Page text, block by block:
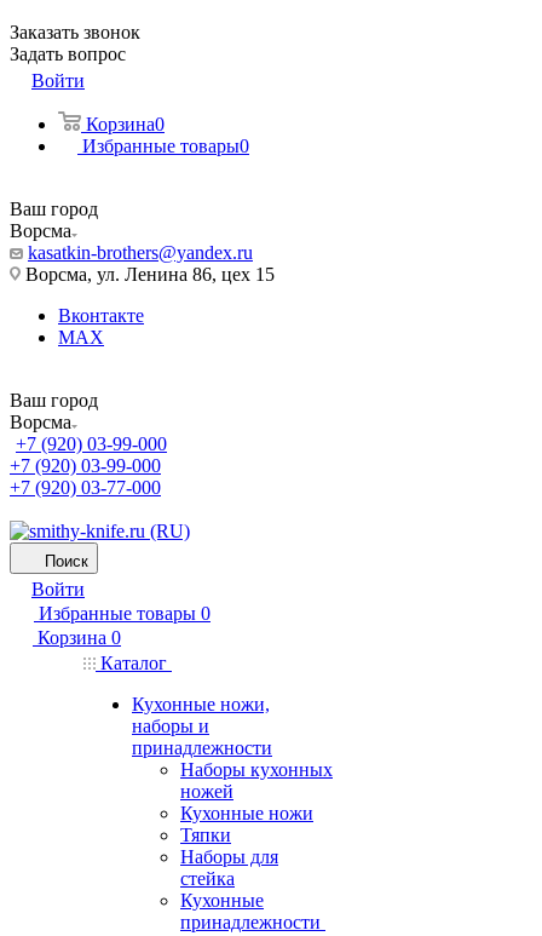
Заказать звонок
Задать вопрос
Войти
Корзина0
Избранные товары0
Ваш город
Ворсма
kasatkin-brothers@yandex.ru
Ворсма, ул. Ленина 86, цех 15
Вконтакте
MAX
Ваш город
Ворсма
+7 (920) 03-99-000
+7 (920) 03-99-000
+7 (920) 03-77-000
Поиск
Войти
Избранные товары 0
Корзина 0
Каталог
Кухонные ножи,
наборы и
принадлежности
Наборы кухонных
ножей
Кухонные ножи
Тяпки
Наборы для
стейка
Кухонные
принадлежности